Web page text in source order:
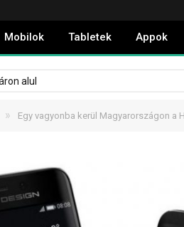
Mobilok Tabletek Appok
alul
» Egy vagyonba kerül Magyarországon a